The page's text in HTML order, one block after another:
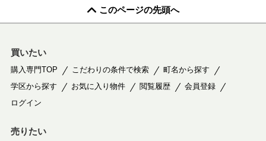
このページの先頭へ
買いたい
購入専門TOP こだわりの条件で検索
町名から探す
学区から探す
お気に入り物件 閲覧履歴
会員登録
ログイン
売りたい